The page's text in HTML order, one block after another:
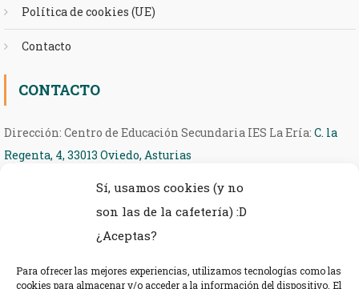
Sí, usamos cookies (y no
son las de la cafetería) :D
¿Aceptas?
Para ofrecer las mejores experiencias, utilizamos tecnologías como las
cookies para almacenar y/o acceder a la información del dispositivo. El
Política de cookies (UE)
Contacto
CONTACTO
Dirección: Centro de Educación Secundaria IES La Ería: C. la
Regenta, 4, 33013 Oviedo, Asturias
Teléfono: 985 27 36 54
eMail: ieseria@educastur.org